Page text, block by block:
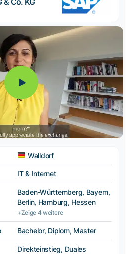
& Co. KG
Walldorf
IT & Internet
Baden-Württemberg, Bayern,
Berlin, Hamburg, Hessen
+Zeige 4 weitere
Bachelor, Diplom, Master
Direkteinstieg, Duales